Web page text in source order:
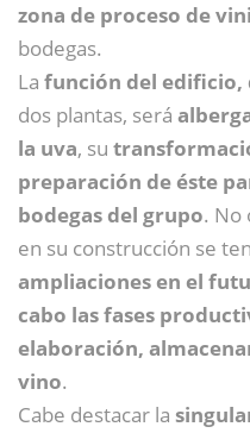
zona de proceso de
bodegas.
La función del edificio,
dos plantas, será
la uva, su
preparación de éste
bodegas del grupo. No
en su construcción se
ampliaciones en el
cabo las fases
elaboración,
vino.
Cabe destacar la